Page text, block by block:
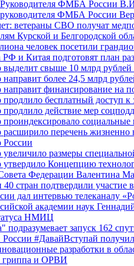
ФМБА России
руководителя ФМБА России
ветераны СВО получат
Курской и Белгородской
человек посетили
РФ и Китая подготовят план
выделит свыше 10 млрд
направит более 24,5 млрд
направит финансирование на
продлило бесплатный доступ
продлило действие мер
проиндексировало
расширило перечень жизненно
России
увеличило размеры
утвердило Концепцию
Федерации Валентина
40 стран подтвердили
дал интервью телеканалу
академии наук
НМИЦ
подразумевает запуск 162
#ДавайВступай
разработки в
гриппа и ОРВИ